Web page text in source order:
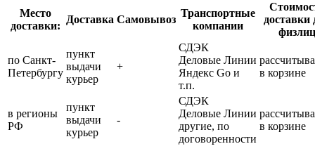
Место
доставки:
Доставка Самовывоз
Транспортные
компании
доставки
физлиц
по Санкт-
Петербургу
пункт
выдачи
курьер
+
СДЭК
Деловые Линии
Яндекс Go и
т.п.
в корзине
в регионы
РФ
пункт
выдачи
курьер
-
СДЭК
Деловые Линии
другие, по
договоренности
в корзине